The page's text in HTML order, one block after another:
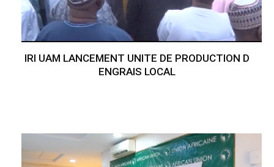
IRI UAM LANCEMENT UNITE DE PRODUCTION D
ENGRAIS LOCAL